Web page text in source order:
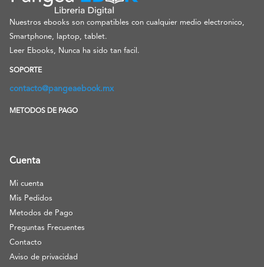
Nuestros ebooks son compatibles con cualquier medio electronico,
Smartphone, laptop, tablet.
Leer Ebooks, Nunca ha sido tan facil.
SOPORTE
contacto@pangeaebook.mx
METODOS DE PAGO
Cuenta
Mi cuenta
Mis Pedidos
Metodos de Pago
Preguntas Frecuentes
Contacto
Aviso de privacidad